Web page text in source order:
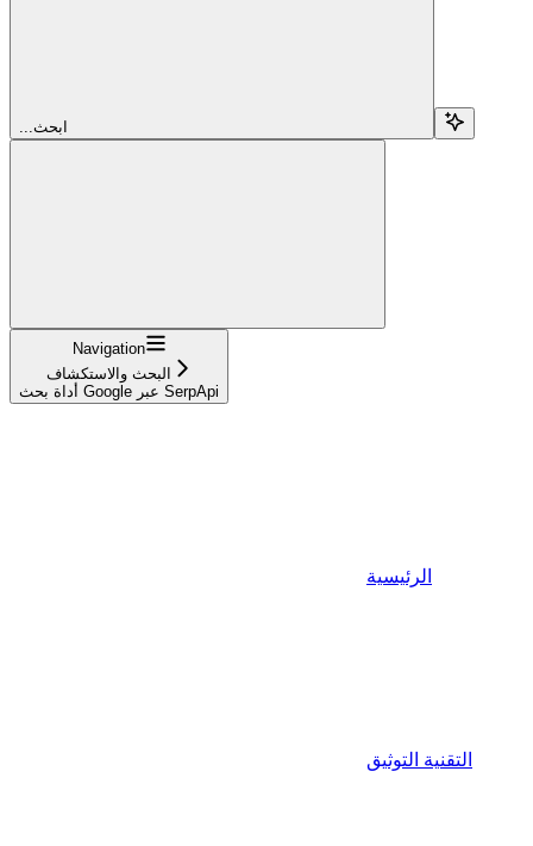
...ابحث
Navigation
البحث والاستكشاف
أداة بحث Google عبر SerpApi
الرئيسية
التقنية التوثيق